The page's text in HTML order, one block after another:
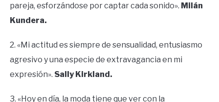
pareja, esforzándose por captar cada sonido». Milán
Kundera.
2. «Mi actitud es siempre de sensualidad, entusiasmo
agresivo y una especie de extravagancia en mi
expresión». Sally Kirkland.
3. «Hoy en día, la moda tiene que ver con la